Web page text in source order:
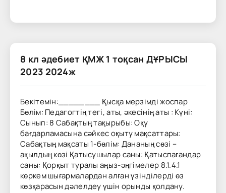
8 кл әдебиет ҚМЖ 1 тоқсан ДҰРЫСЫ
2023 2024ж
Бекітемін:________ Қысқа мерзімді жоспар
Бөлім: Педагогтің тегі, аты, әкесінің аты : Күні:
Сынып: 8 Сабақтың тақырыбы: Оқу
бағдарламасына сәйкес оқыту мақсаттары:
Сабақтың мақсаты 1-бөлім: Дананың сөзі –
ақылдың көзі Қатысушылар саны: Қатыспағандар
саны: Қорқыт туралы аңыз-әңгімелер 8.1.4.1
көркем шығармалардан алған үзінділерді өз
көзқарасын дәлелдеу үшін орынды қолдану.